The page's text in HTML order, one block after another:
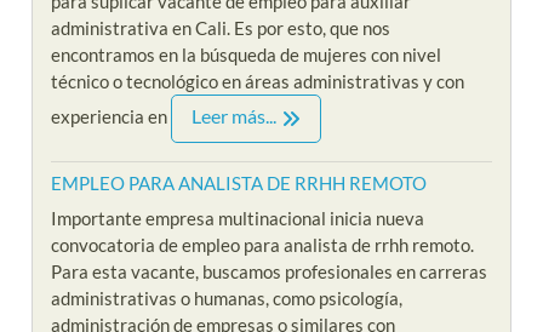
administrativa en Cali. Es por esto, que nos
encontramos en la búsqueda de mujeres con nivel
técnico o tecnológico en áreas administrativas y con
experiencia en
Leer más...
EMPLEO PARA ANALISTA DE RRHH REMOTO
Importante empresa multinacional inicia nueva
convocatoria de empleo para analista de rrhh remoto.
Para esta vacante, buscamos profesionales en carreras
administrativas o humanas, como psicología,
administración de empresas o similares con